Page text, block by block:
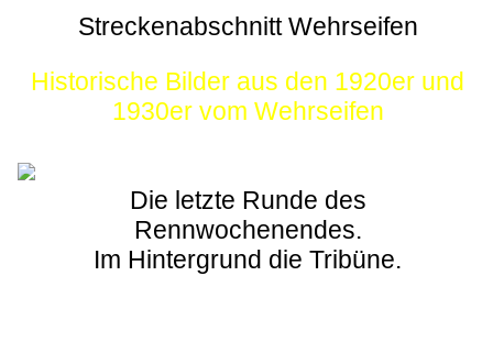
Streckenabschnitt Wehrseifen
Historische Bilder aus den 1920er und
1930er vom Wehrseifen
Die letzte Runde des
Rennwochenendes.
Im Hintergrund die Tribüne.